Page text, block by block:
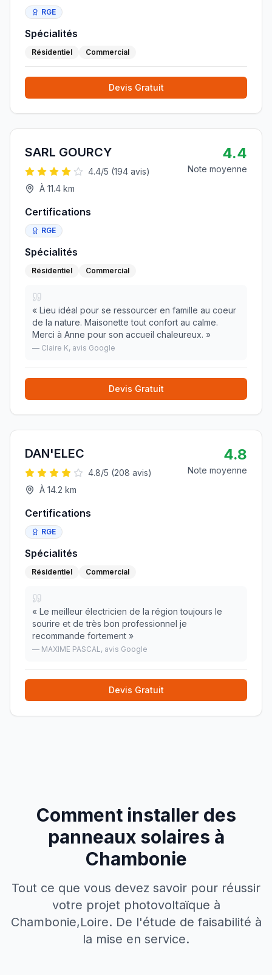
RGE
Spécialités
Résidentiel Commercial
Devis Gratuit
SARL GOURCY
4.4/5 (194 avis)
À 11.4 km
4.4
Note moyenne
Certifications
RGE
Spécialités
Résidentiel Commercial
« Lieu idéal pour se ressourcer en famille au coeur
de la nature. Maisonette tout confort au calme.
Merci à Anne pour son accueil chaleureux. »
— Claire K, avis Google
Devis Gratuit
DAN'ELEC
4.8/5 (208 avis)
À 14.2 km
4.8
Note moyenne
Certifications
RGE
Spécialités
Résidentiel Commercial
« Le meilleur électricien de la région toujours le
sourire et de très bon professionnel je
recommande fortement »
— MAXIME PASCAL, avis Google
Devis Gratuit
Comment installer des
panneaux solaires à
Chambonie
Tout ce que vous devez savoir pour réussir
votre projet photovoltaïque à
Chambonie,Loire. De l'étude de faisabilité à
la mise en service.